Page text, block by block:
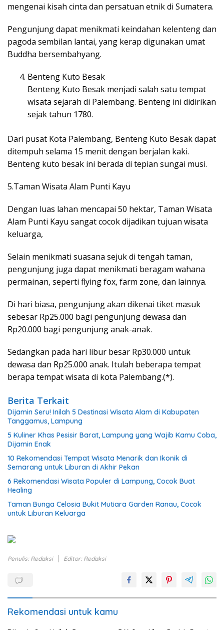
mengenai kisah cinta dan persatuan etnik di Sumatera.
Pengunjung dapat menikmati keindahan kelenteng dan
pagoda sembilan lantai, yang kerap digunakan umat
Buddha bersembahyang.
Benteng Kuto Besak
Benteng Kuto Besak menjadi salah satu tempat
wisata sejarah di Palembang. Benteng ini didirikan
sejak tahun 1780.
Dari pusat Kota Palembang, Benteng Kuto Besak dapat
ditempuh selama 15 menit dengan berjalan kaki.
Benteng kuto besak ini berada di tepian sungai musi.
5.Taman Wisata Alam Punti Kayu
Dengan luas lahan mencapai 50 hektar, Taman Wisata
Alam Punti Kayu sangat cocok dijadikan tujuan wisata
keluarga,
Selain menikmati suasana sejuk di tengah taman,
pengunjung juga dapat menikmati beragam wahana
permainan, seperti flying fox, farm zone, dan lainnya.
Di hari biasa, pengunjung akan dikenai tiket masuk
sebesar Rp25.000 bagi pengunjung dewasa dan
Rp20.000 bagi pengunjung anak-anak.
Sedangkan pada hari libur besar Rp30.000 untuk
dewasa dan Rp25.000 anak. Itulah beberapa tempat
berapa tempat wisata di kota Palembang.(*).
Berita Terkait
Dijamin Seru! Inilah 5 Destinasi Wisata Alam di Kabupaten
Tanggamus, Lampung
5 Kuliner Khas Pesisir Barat, Lampung yang Wajib Kamu Coba,
Dijamin Enak
10 Rekomendasi Tempat Wisata Menarik dan Ikonik di
Semarang untuk Liburan di Akhir Pekan
6 Rekomendasi Wisata Populer di Lampung, Cocok Buat
Healing
Taman Bunga Celosia Bukit Mutiara Garden Ranau, Cocok
untuk Liburan Keluarga
Penulis: Redaksi Editor: Redaksi
Rekomendasi untuk kamu